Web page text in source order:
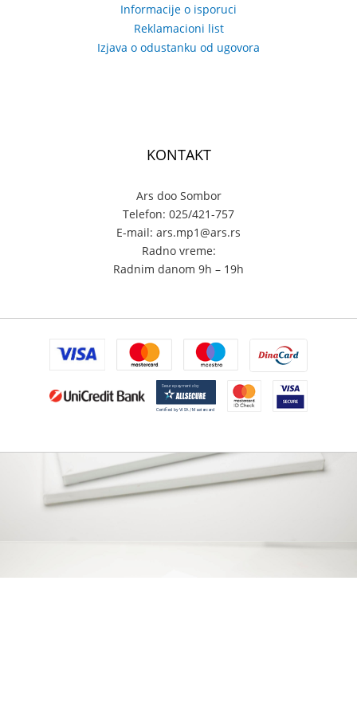
Informacije o isporuci
Reklamacioni list
Izjava o odustanku od ugovora
KONTAKT
Ars doo Sombor
Telefon: 025/421-757
E-mail: ars.mp1@ars.rs
Radno vreme:
Radnim danom 9h – 19h